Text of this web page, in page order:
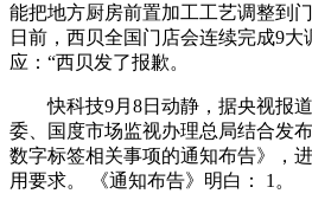
能把地方厨房前置加工工艺调整到
日前，西贝全国门店会连续完成9大
应：“西贝发了报歉。
快科技9月8日动静，据央视报道
委、国度市场监视办理总局结合发
数字标签相关事项的通知布告》，
用要求。 《通知布告》明白： 1。